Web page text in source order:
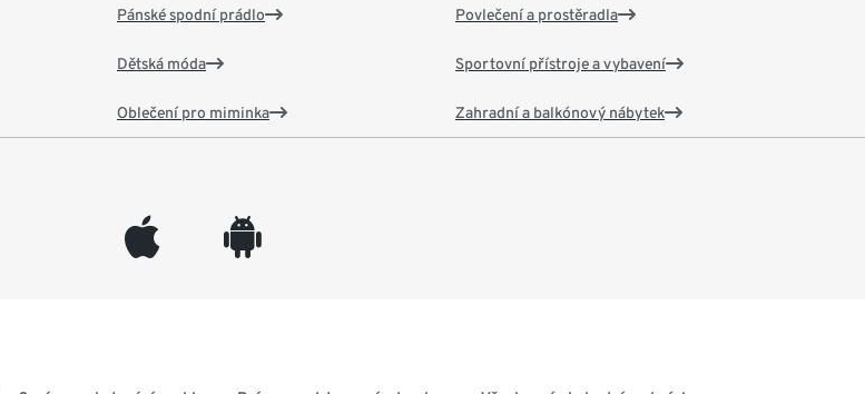
Pánské spodní prádlo
Dětská móda
Oblečení pro miminka
Povlečení a prostěradla
Sportovní přístroje a vybavení
Zahradní a balkónový nábytek
appleinc android